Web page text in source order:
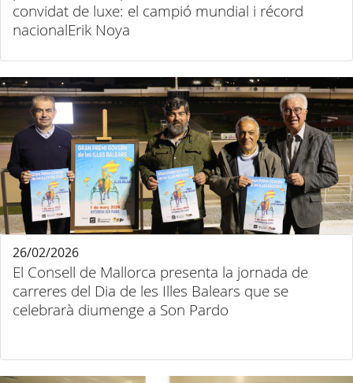
convidat de luxe: el campió mundial i récord
nacionalErik Noya
El Consell de Mallorca presenta la jornada de
carreres del Dia de les Illes Balears que se
celebrarà diumenge a Son Pardo
26/02/2026